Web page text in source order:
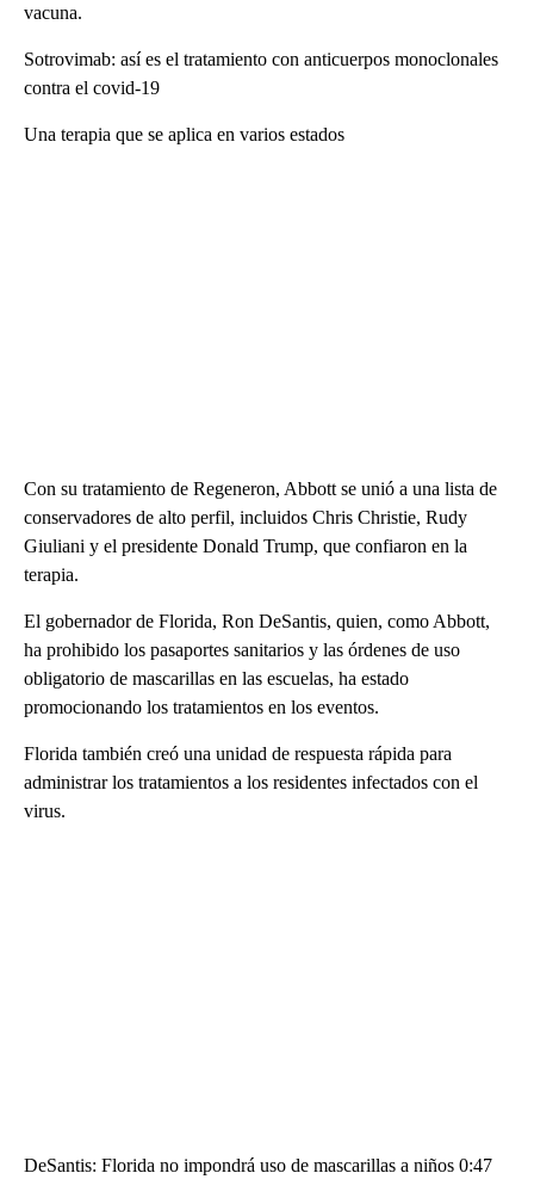
vacuna.
Sotrovimab: así es el tratamiento con anticuerpos monoclonales
contra el covid-19
Una terapia que se aplica en varios estados
Con su tratamiento de Regeneron, Abbott se unió a una lista de
conservadores de alto perfil, incluidos Chris Christie, Rudy
Giuliani y el presidente Donald Trump, que confiaron en la
terapia.
El gobernador de Florida, Ron DeSantis, quien, como Abbott,
ha prohibido los pasaportes sanitarios y las órdenes de uso
obligatorio de mascarillas en las escuelas, ha estado
promocionando los tratamientos en los eventos.
Florida también creó una unidad de respuesta rápida para
administrar los tratamientos a los residentes infectados con el
virus.
DeSantis: Florida no impondrá uso de mascarillas a niños 0:47